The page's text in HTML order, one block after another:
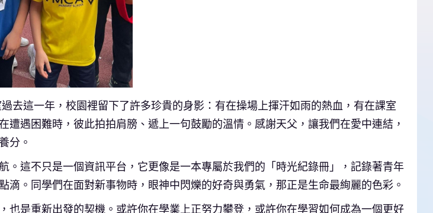
去這一年，校園裡留下了許多珍貴的身影：有在操場上揮汗如雨的熱血，有在課室
遭遇困難時，彼此拍拍肩膀、遞上一句鼓勵的溫情。感謝天父，讓我們在愛中連結，
分。
。這不只是一個資訊平台，它更像是一本專屬於我們的「時光紀錄冊」，記錄著青年
滴。同學們在面對新事物時，眼神中閃爍的好奇與勇氣，那正是生命最絢麗的色彩。
也是重新出發的契機。或許你在學業上正努力攀登，或許你在學習如何成為一個更好